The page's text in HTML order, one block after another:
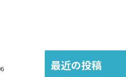
最近の投稿